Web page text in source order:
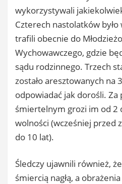
wykorzystywali
Czterech nastolatków
trafili obecnie do
Wychowawczego, gdzie
sądu rodzinnego. Trzech
zostało aresztowanych na
odpowiadać jak dorośli.
śmiertelnym grozi im od 2
wolności (wcześniej przed
do 10 lat).
Śledczy ujawnili również,
śmiercią nagłą, a